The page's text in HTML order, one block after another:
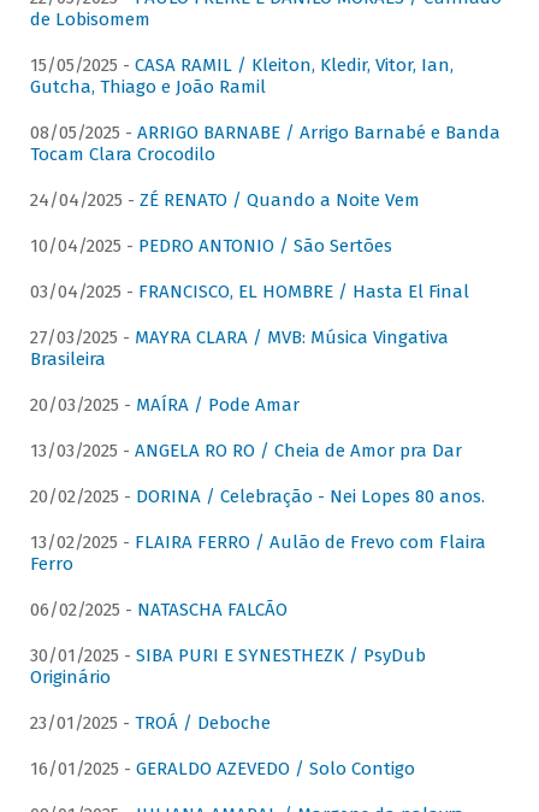
de Lobisomem
15/05/2025 - CASA RAMIL / Kleiton, Kledir, Vitor, Ian,
Gutcha, Thiago e João Ramil
08/05/2025 - ARRIGO BARNABE / Arrigo Barnabé e Banda
Tocam Clara Crocodilo
24/04/2025 - ZÉ RENATO / Quando a Noite Vem
10/04/2025 - PEDRO ANTONIO / São Sertões
03/04/2025 - FRANCISCO, EL HOMBRE / Hasta El Final
27/03/2025 - MAYRA CLARA / MVB: Música Vingativa
Brasileira
20/03/2025 - MAÍRA / Pode Amar
13/03/2025 - ANGELA RO RO / Cheia de Amor pra Dar
20/02/2025 - DORINA / Celebração - Nei Lopes 80 anos.
13/02/2025 - FLAIRA FERRO / Aulão de Frevo com Flaira
Ferro
06/02/2025 - NATASCHA FALCÃO
30/01/2025 - SIBA PURI E SYNESTHEZK / PsyDub
Originário
23/01/2025 - TROÁ / Deboche
16/01/2025 - GERALDO AZEVEDO / Solo Contigo